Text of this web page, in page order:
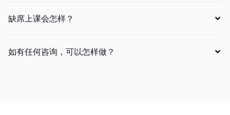
缺席上课会怎样？
如有任何咨询，可以怎样做？